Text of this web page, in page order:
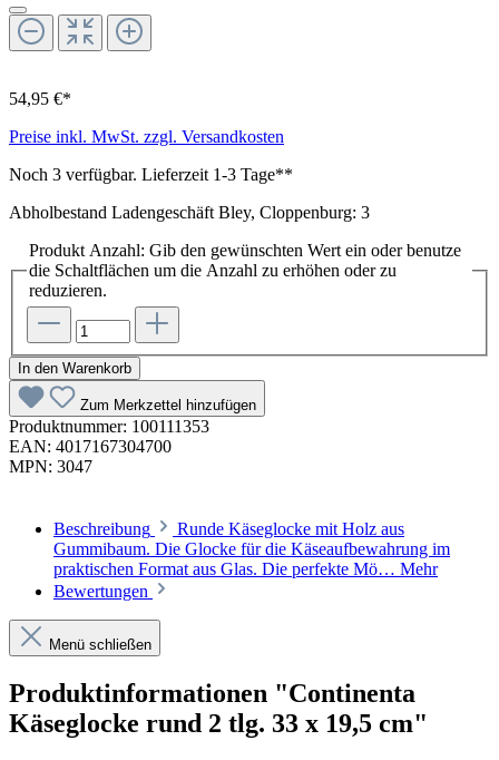
54,95 €*
Preise inkl. MwSt. zzgl. Versandkosten
Noch 3 verfügbar. Lieferzeit 1-3 Tage**
Abholbestand Ladengeschäft Bley, Cloppenburg: 3
Produkt Anzahl: Gib den gewünschten Wert ein oder benutze
die Schaltflächen um die Anzahl zu erhöhen oder zu
reduzieren.
In den Warenkorb
Zum Merkzettel hinzufügen
Produktnummer: 100111353
EAN: 4017167304700
MPN: 3047
Beschreibung
Runde Käseglocke mit Holz aus
Gummibaum. Die Glocke für die Käseaufbewahrung im
praktischen Format aus Glas. Die perfekte Mö… Mehr
Bewertungen
Menü schließen
Produktinformationen "Continenta
Käseglocke rund 2 tlg. 33 x 19,5 cm"